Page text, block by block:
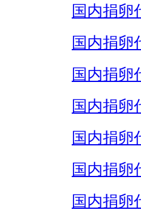
国内捐卵
国内捐卵
国内捐卵
国内捐卵
国内捐卵
国内捐卵
国内捐卵